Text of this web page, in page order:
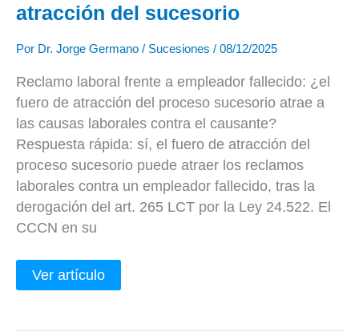
atracción del sucesorio
Por Dr. Jorge Germano / Sucesiones / 08/12/2025
Reclamo laboral frente a empleador fallecido: ¿el
fuero de atracción del proceso sucesorio atrae a
las causas laborales contra el causante?
Respuesta rápida: sí, el fuero de atracción del
proceso sucesorio puede atraer los reclamos
laborales contra un empleador fallecido, tras la
derogación del art. 265 LCT por la Ley 24.522. El
CCCN en su
Ver artículo